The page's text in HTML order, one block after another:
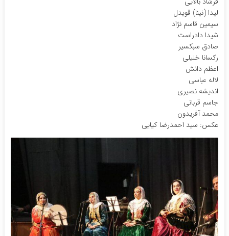
لیدا (نینا) قویدل
سیمین قاسم نژاد
شیدا دادراست
صادق سبکسیر
رکسانا خلیلی
اعظم دانش
لاله عباسی
اندیشه نصیری
جاسم قربانی
محمد آفریدون
عکس: سید احمدرضا کیایی